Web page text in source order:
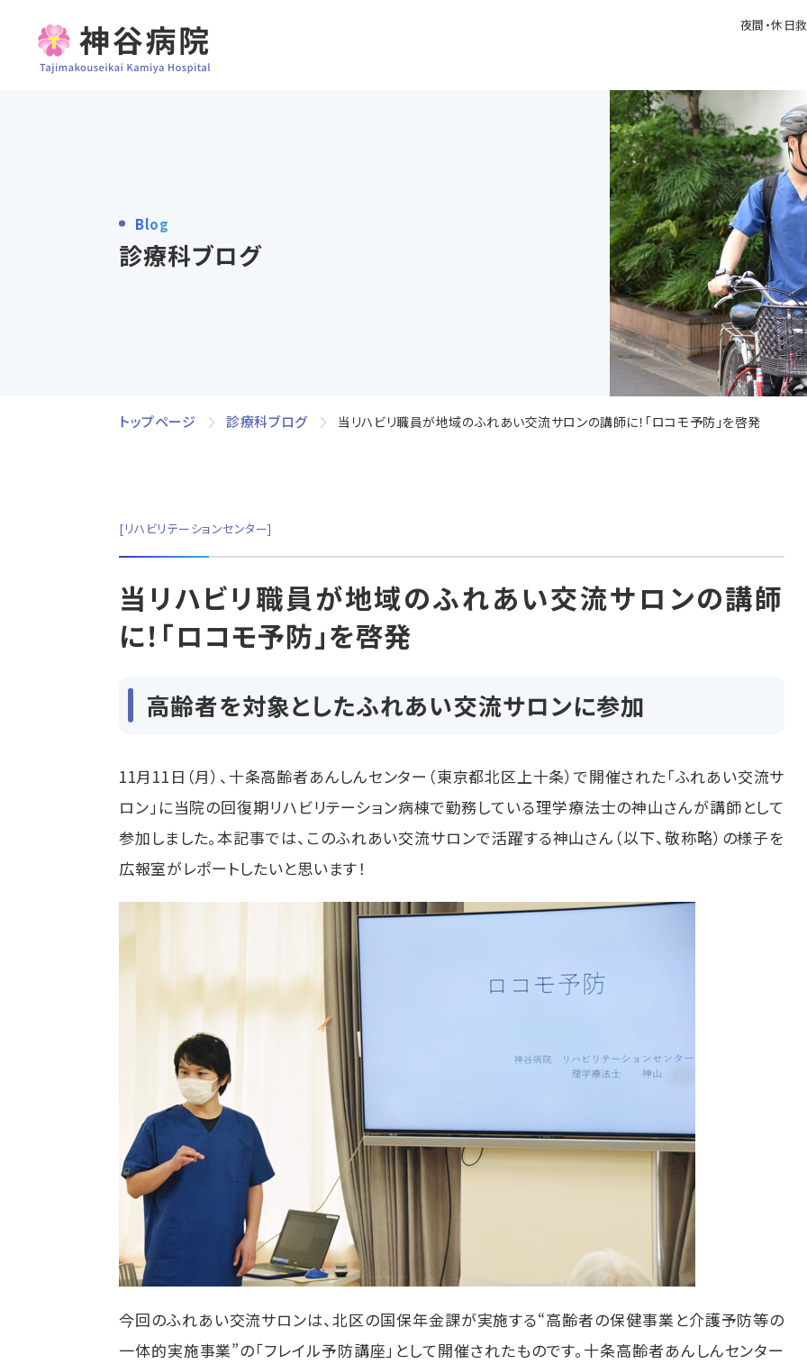
夜間・休日
Blog
診療科ブログ
トップページ 診療科ブログ 当リハビリ職員が地域のふれあい交流サロンの講師に！「ロコモ予防」を啓発
リハビリテーションセンター
当リハビリ職員が地域のふれあい交流サロンの講師
に！「ロコモ予防」を啓発
高齢者を対象としたふれあい交流サロンに参加
11月 11 日（月）、十条高齢者あんしんセンター（東京都北区上十条）で開催された「ふれあい交流サ
ロン」に当院の回復期リハビリテーション病棟で勤務している理学療法士の神山さんが講師として
参加しました。本記事では、このふれあい交流サロンで活躍する神山さん（以下、敬称略）の様子を
広報室がレポートしたいと思います！
今回のふれあい交流サロンは、北区の国保年金課が実施する“高齢者の保健事業と介護予防等の
一体的実施事業”の「フレイル予防講座」として開催されたものです。十条高齢者あんしんセンター